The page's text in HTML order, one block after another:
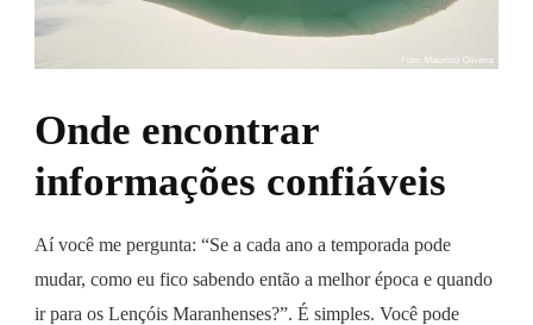
Onde encontrar
informações confiáveis
Aí você me pergunta: “Se a cada ano a temporada pode
mudar, como eu fico sabendo então a melhor época e quando
ir para os Lençóis Maranhenses?”. É simples. Você pode